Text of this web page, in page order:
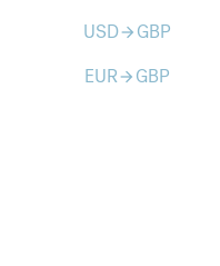
USDarrow_forward GBP
EURarrow_forward GBP